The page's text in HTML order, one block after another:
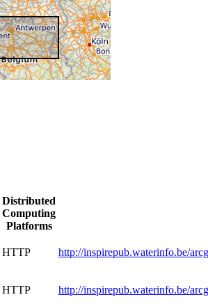
Distributed
Computing
Platforms
HTTP http://inspirepub.waterinfo.be/
HTTP http://inspirepub.waterinfo.be/